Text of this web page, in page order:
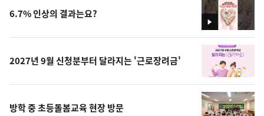
영
상
6.7% 인상의 결과는요?
2027년 9월 신청분부터 달라지는 '근로장려금'
방학 중 초등돌봄교육 현장 방문